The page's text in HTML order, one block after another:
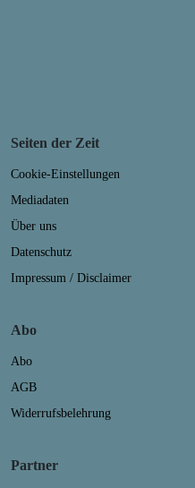
Seiten der Zeit
Cookie-Einstellungen
Mediadaten
Über uns
Datenschutz
Impressum / Disclaimer
Abo
Abo
AGB
Widerrufsbelehrung
Partner